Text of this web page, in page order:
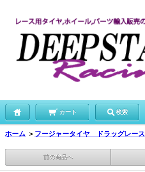
カート 検索
ホーム ＞ フージャータイヤ ドラッグレース
前の商品へ